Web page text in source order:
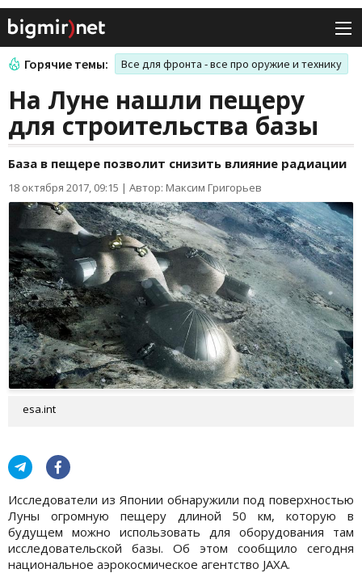
Горячие темы: Все для фронта - все про оружие и технику
На Луне нашли пещеру
для строительства базы
База в пещере позволит снизить влияние радиации
18 октября 2017, 09:15 | Автор: Максим Григорьев
esa.int
Исследователи из Японии обнаружили под поверхностью
Луны огромную пещеру длиной 50 км, которую в
будущем можно использовать для оборудования там
исследовательской базы. Об этом сообщило сегодня
национальное аэрокосмическое агентство JAXA.